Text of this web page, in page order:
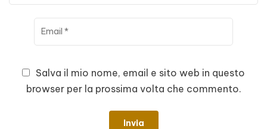
Salva il mio nome, email e sito web in questo
browser per la prossima volta che commento.